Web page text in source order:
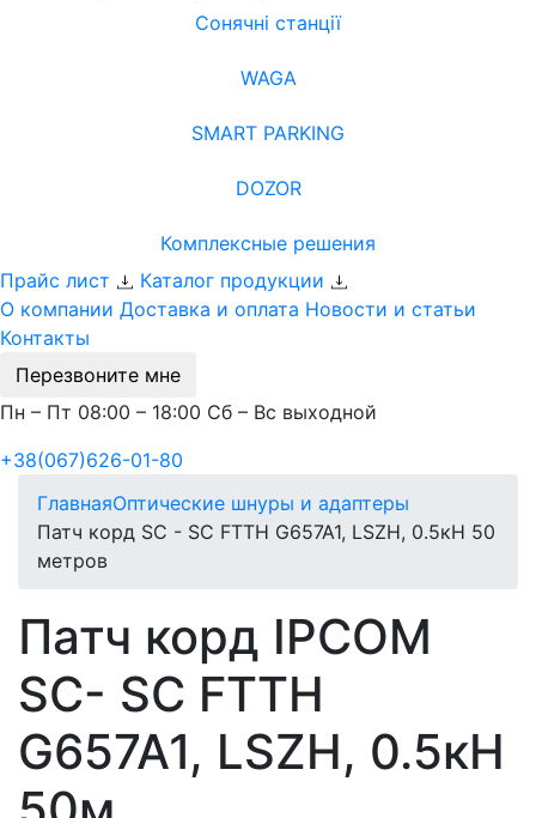
Сонячні станції
WAGA
SMART PARKING
DOZOR
Комплексные решения
Прайс лист
Каталог продукции
О компании Доставка и оплата Новости и статьи
Контакты
Перезвоните мне
Пн – Пт 08:00 – 18:00 Сб – Вс выходной
+38(067)626-01-80
ГлавнаяОптические шнуры и адаптеры
Патч корд SC - SC FTTH G657A1, LSZH, 0.5кН 50
метров
Патч корд IPCOM
SC- SC FTTH
G657A1, LSZH, 0.5кН